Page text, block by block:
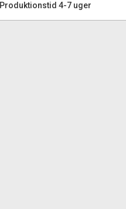
Produktionstid 4-7 uger